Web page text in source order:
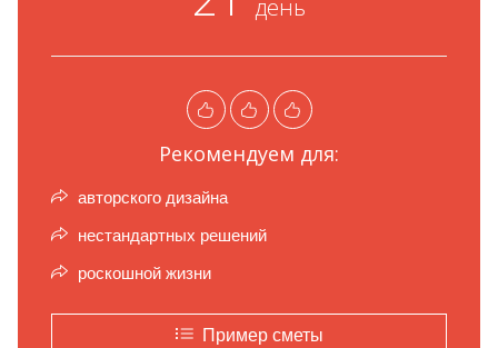
день
Рекомендуем для:
авторского дизайна
нестандартных решений
роскошной жизни
Пример сметы